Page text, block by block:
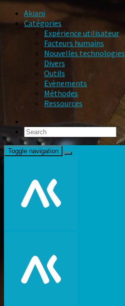
Akiani
Catégories
Expérience utilisateur
Facteurs humains
Nouvelles technologies
Divers
Outils
Evènements
Méthodes
Ressources
Toggle navigation